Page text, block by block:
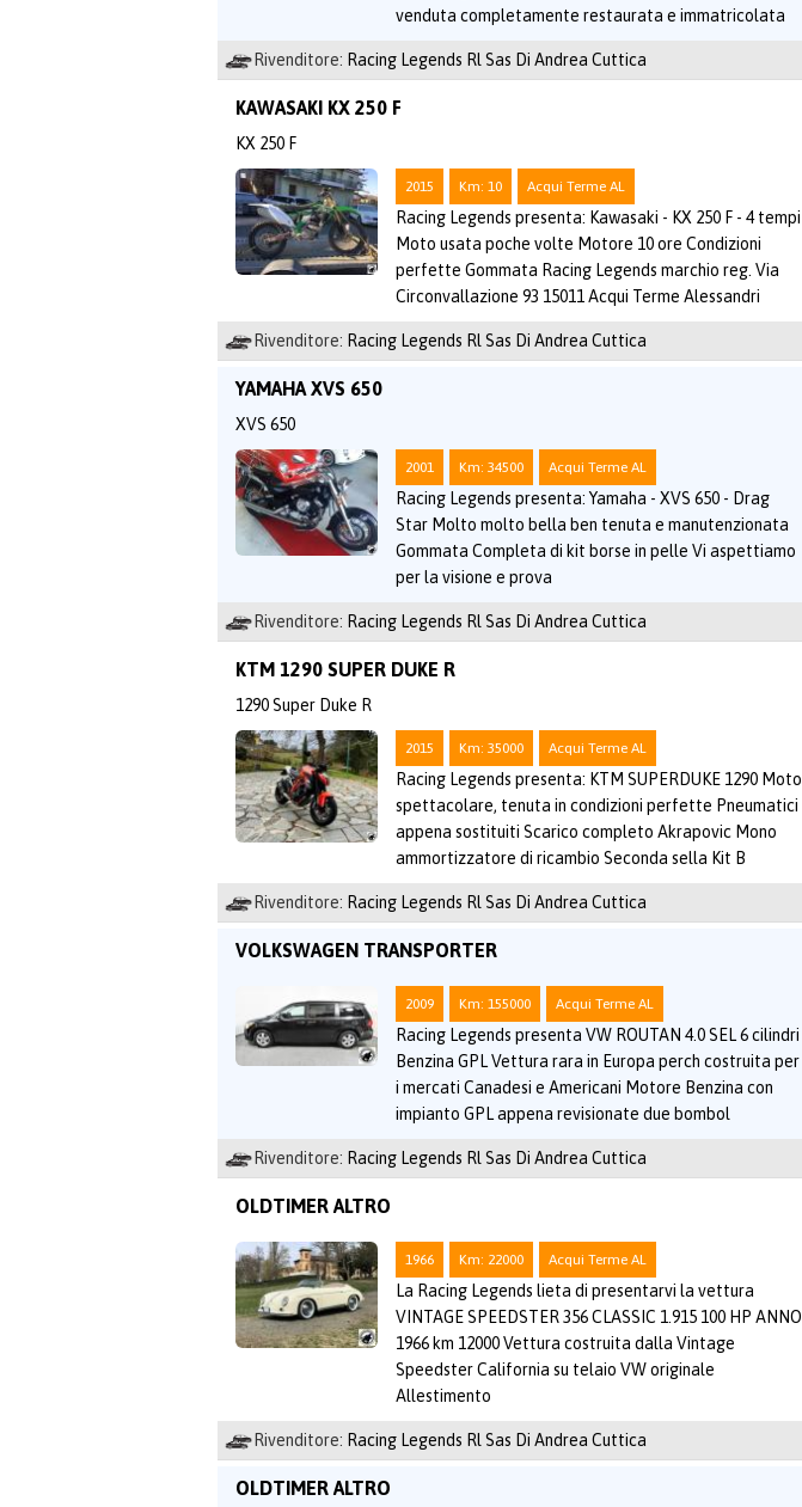
venduta completamente restaurata e immatricolata
Rivenditore: Racing Legends Rl Sas Di Andrea Cuttica
KAWASAKI KX 250 F
KX 250 F
2015 Km: 10 Acqui Terme AL
Racing Legends presenta: Kawasaki - KX 250 F - 4 tempi
Moto usata poche volte Motore 10 ore Condizioni
perfette Gommata Racing Legends marchio reg. Via
Circonvallazione 93 15011 Acqui Terme Alessandri
Rivenditore: Racing Legends Rl Sas Di Andrea Cuttica
YAMAHA XVS 650
XVS 650
2001 Km: 34500 Acqui Terme AL
Racing Legends presenta: Yamaha - XVS 650 - Drag
Star Molto molto bella ben tenuta e manutenzionata
Gommata Completa di kit borse in pelle Vi aspettiamo
per la visione e prova
Rivenditore: Racing Legends Rl Sas Di Andrea Cuttica
KTM 1290 SUPER DUKE R
1290 Super Duke R
2015 Km: 35000 Acqui Terme AL
Racing Legends presenta: KTM SUPERDUKE 1290 Moto
spettacolare, tenuta in condizioni perfette Pneumatici
appena sostituiti Scarico completo Akrapovic Mono
ammortizzatore di ricambio Seconda sella Kit B
Rivenditore: Racing Legends Rl Sas Di Andrea Cuttica
VOLKSWAGEN TRANSPORTER
2009 Km: 155000 Acqui Terme AL
Racing Legends presenta VW ROUTAN 4.0 SEL 6 cilindri
Benzina GPL Vettura rara in Europa perch costruita per
i mercati Canadesi e Americani Motore Benzina con
impianto GPL appena revisionate due bombol
Rivenditore: Racing Legends Rl Sas Di Andrea Cuttica
OLDTIMER ALTRO
1966 Km: 22000 Acqui Terme AL
La Racing Legends lieta di presentarvi la vettura
VINTAGE SPEEDSTER 356 CLASSIC 1.915 100 HP ANNO
1966 km 12000 Vettura costruita dalla Vintage
Speedster California su telaio VW originale
Allestimento
Rivenditore: Racing Legends Rl Sas Di Andrea Cuttica
OLDTIMER ALTRO